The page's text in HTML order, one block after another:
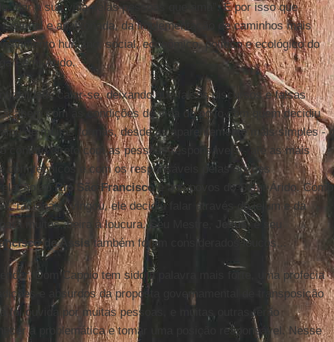
“dar a sua vida pelas pessoas que ama”. É por isso que
e apaixonada, da implementação de caminhos mais
humano, social, econômico, político e ecológico do
Semi-Árido.
calar-se, deixando que falsos discursos e falsas
com
as condições de vida do povo com quem decidiu
de muitas formas, desde as aparentemente mais simples - o
contato direto com as pessoas responsáveis - até as mais
com técnicos e com os responsáveis pelas opções
aoRio São Franciscoe aos povos do Semi-Árido. Como
“racionais” vingou, ele decidiu falar através do jejum e da
muitos, beira à loucura. Seu Mestre,
Jesus, e seu
de Assis também foram considerados loucos...
Dom Cappio tem sido a palavra mais forte, uma profecia
e absurdos da proposta governamental de transposição
foi ouvida por muitas pessoas, e muitas outras terão
a problemática e tomar uma posição responsável. Nesse